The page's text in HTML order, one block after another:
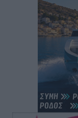
Πολιτιστικά• πριν
Έκτακτη
αύριο
Τοπικές Ειδήσεις
ΑΕΡΑ: Δεν
Μητρόπουλος
Αθλητικά• πριν 3